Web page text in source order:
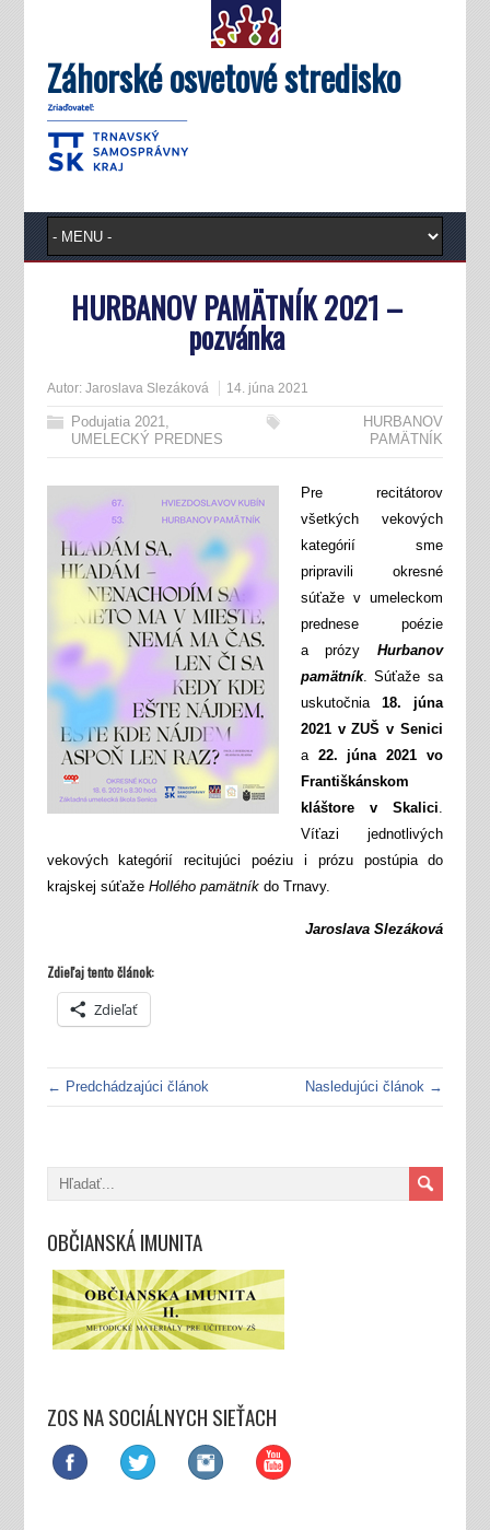
Záhorské osvetové stredisko
HURBANOV PAMÄTNÍK 2021 –
pozvánka
Autor: Jaroslava Slezáková 14. júna 2021
Podujatia 2021,
UMELECKÝ PREDNES
HURBANOV
PAMÄTNÍK
Pre recitátorov
všetkých vekových
kategórií sme
pripravili okresné
súťaže v umeleckom
prednese poézie
a prózyHurbanov
pamätník. Súťaže sa
uskutočnia 18. júna
2021 v ZUŠ v Senici
a 22. júna 2021 vo
Františkánskom
kláštore v Skalici.
Víťazi jednotlivých
vekových kategórií recitujúci poéziu i prózu postúpia do
krajskej súťaže Hollého pamätníkdo Trnavy.
Jaroslava Slezáková
Zdieľaj tento článok:
Zdieľať
← Predchádzajúci článok Nasledujúci článok →
OBČIANSKÁ IMUNITA
ZOS NA SOCIÁLNYCH SIEŤACH